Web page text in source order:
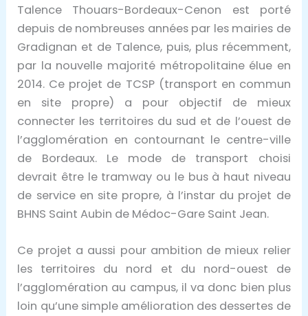
Talence Thouars-Bordeaux-Cenon est porté
depuis de nombreuses années par les mairies de
Gradignan et de Talence, puis, plus récemment,
par la nouvelle majorité métropolitaine élue en
2014. Ce projet de TCSP (transport en commun
en site propre) a pour objectif de mieux
connecter les territoires du sud et de l’ouest de
l’agglomération en contournant le centre-ville
de Bordeaux. Le mode de transport choisi
devrait être le tramway ou le bus à haut niveau
de service en site propre, à l’instar du projet de
BHNS Saint Aubin de Médoc-Gare Saint Jean.
Ce projet a aussi pour ambition de mieux relier
les territoires du nord et du nord-ouest de
l’agglomération au campus, il va donc bien plus
loin qu’une simple amélioration des dessertes de